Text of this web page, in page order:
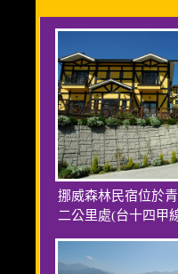
挪威森林民宿位於
二公里處(台十四甲